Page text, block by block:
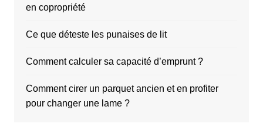
en copropriété
Ce que déteste les punaises de lit
Comment calculer sa capacité d’emprunt ?
Comment cirer un parquet ancien et en profiter
pour changer une lame ?